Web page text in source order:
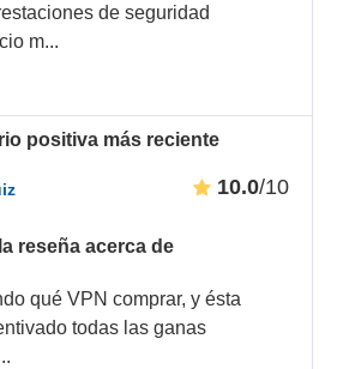
de seguridad
m...
positiva más reciente
10.0/10
reseña acerca de
qué VPN comprar, y ésta
todas las ganas